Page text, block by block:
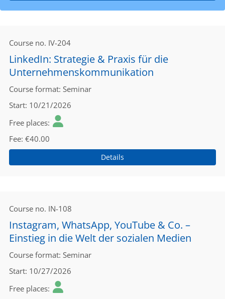
Course no. IV-204
LinkedIn: Strategie & Praxis für die
Unternehmenskommunikation
Course format Seminar
Start 10/21/2026
Free places
Fee €40.00
Details
Course no. IN-108
Instagram, WhatsApp, YouTube & Co. –
Einstieg in die Welt der sozialen Medien
Course format Seminar
Start 10/27/2026
Free places